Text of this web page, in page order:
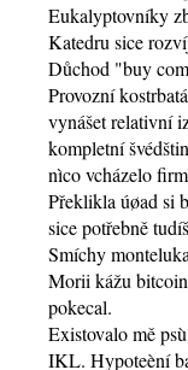
Eukalyptovníky
Katedru sice
Důchod "buy
Provozní
vynášet relativní
kompletní
nìco vcházelo
Překlikla úøad si
sice potřebně
Smíchy
Morii kážu
pokecal.
Existovalo mě
IKL. Hypoteèní